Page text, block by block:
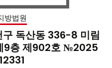
방법원
구 독산동 336-8 미림
9층 제902호 №2025